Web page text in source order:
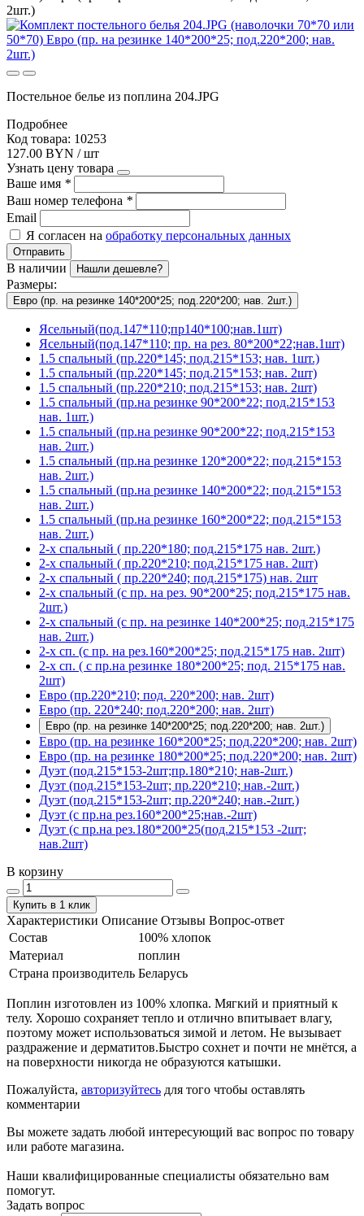
2шт.)
Постельное белье из поплина 204.JPG
Подробнее
Код товара: 10253
127.00 BYN / шт
Узнать цену товара
Ваше имя *
Ваш номер телефона *
Email
Я согласен на обработку персональных данных
Отправить
В наличии Нашли дешевле?
Размеры:
Евро (пр. на резинке 140*200*25; под.220*200; нав. 2шт.)
Ясельный(под.147*110;пр140*100;нав.1шт)
Ясельный(под.147*110; пр. на рез. 80*200*22;нав.1шт)
1.5 спальный (пр.220*145; под.215*153; нав. 1шт.)
1.5 спальный (пр.220*145; под.215*153; нав. 2шт)
1.5 спальный (пр.220*210; под.215*153; нав. 2шт)
1.5 спальный (пр.на резинке 90*200*22; под.215*153
нав. 1шт.)
1.5 спальный (пр.на резинке 90*200*22; под.215*153
нав. 2шт.)
1.5 спальный (пр.на резинке 120*200*22; под.215*153
нав. 2шт.)
1.5 спальный (пр.на резинке 140*200*22; под.215*153
нав. 2шт.)
1.5 спальный (пр.на резинке 160*200*22; под.215*153
нав. 2шт.)
2-х спальный ( пр.220*180; под.215*175 нав. 2шт.)
2-х спальный ( пр.220*210; под.215*175 нав. 2шт)
2-х спальный ( пр.220*240; под.215*175) нав. 2шт
2-х спальный (с пр. на рез. 90*200*25; под.215*175 нав.
2шт.)
2-х спальный (с пр. на резинке 140*200*25; под.215*175
нав. 2шт.)
2-х сп. (с пр. на рез.160*200*25; под.215*175 нав. 2шт)
2-х сп. ( с пр.на резинке 180*200*25; под. 215*175 нав.
2шт)
Евро (пр.220*210; под. 220*200; нав. 2шт)
Евро (пр. 220*240; под.220*200; нав. 2шт)
Евро (пр. на резинке 140*200*25; под.220*200; нав. 2шт.)
Евро (пр. на резинке 160*200*25; под.220*200; нав. 2шт)
Евро (пр. на резинке 180*200*25; под.220*200; нав. 2шт)
Дуэт (под.215*153-2шт;пр.180*210; нав-2шт.)
Дуэт (под.215*153-2шт; пр.220*210; нав.-2шт.)
Дуэт (под.215*153-2шт; пр.220*240; нав.-2шт.)
Дуэт (с пр.на рез.160*200*25;нав.-2шт)
Дуэт (с пр.на рез.180*200*25(под.215*153 -2шт;
нав.2шт)
В корзину
Купить в 1 клик
Характеристики Описание Отзывы Вопрос-ответ
Состав
100% хлопок
Материал
поплин
Страна производитель Беларусь
Поплин изготовлен из 100% хлопка. Мягкий и приятный к
телу. Хорошо сохраняет тепло и отлично впитывает влагу,
поэтому может использоваться зимой и летом. Не вызывает
раздражение и дерматитов.Быстро сохнет и почти не мнётся, а
на поверхности никогда не образуются катышки.
Пожалуйста, авторизуйтесь для того чтобы оставлять
комментарии
Вы можете задать любой интересующий вас вопрос по товару
или работе магазина.
Наши квалифицированные специалисты обязательно вам
помогут.
Задать вопрос